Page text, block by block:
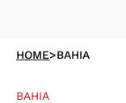
HOME>BAHIA
BAHIA